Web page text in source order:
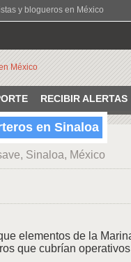
y blogueros en México
RECIBIR ALERTAS
en Sinaloa
Sinaloa, México
elementos de la
que cubrían